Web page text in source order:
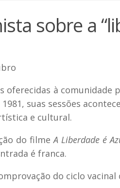
sobre a
oferecidas à comunidade
suas sessões
e cultural.
do filmeA Liberdade é
é franca.
do ciclo